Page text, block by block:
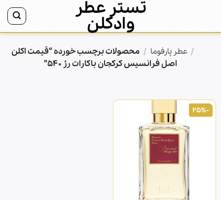
content
تستر عطر
وادکلن
/ عطر پارفوما / محصولات برچسب خورده “قیمت اکلن
اصل فرانسیس کرکجان باکارات رژ 540”
-25%